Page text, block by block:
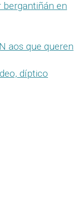
en
aos que queren
díptico